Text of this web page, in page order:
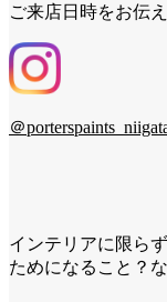
ご来店日時をお伝
＠
インテリアに限ら
ためになること？